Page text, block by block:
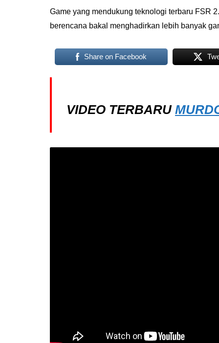
Game yang mendukung teknologi terbaru FSR
berencana bakal menghadirkan lebih banyak
Share on Facebook
VIDEO TERBARU